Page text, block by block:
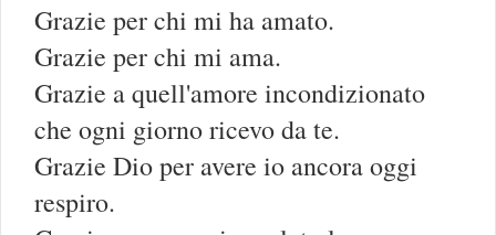
Grazie per chi mi ha amato.
Grazie per chi mi ama.
Grazie a quell'amore incondizionato
che ogni giorno ricevo da te.
Grazie Dio per avere io ancora oggi
respiro.